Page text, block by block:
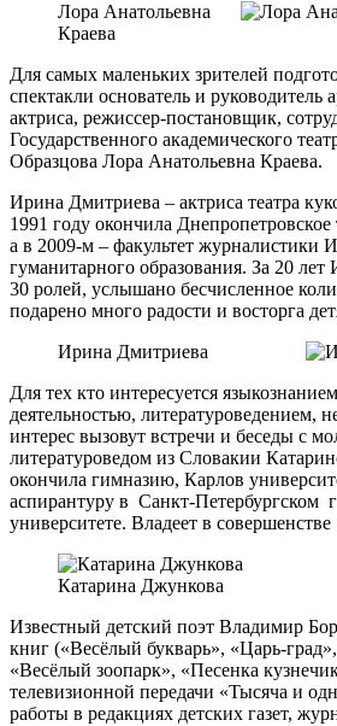
Лора Анатольевна
Краева
Для самых маленьких зрителей
спектакли основатель и руководитель
актриса, режиссер-постановщик,
Государственного академического
Образцова Лора Анатольевна Краева.
Ирина Дмитриева – актриса театра
1991 году окончила
а в 2009-м – факультет журналистики
гуманитарного образования. За 20
30 ролей, услышано бесчисленное
подарено много радости и восторга
Ирина Дмитриева
Для тех кто интересуется
деятельностью, литературоведением,
интерес вызовут встречи и беседы с
литературоведом из Словакии
окончила гимназию, Карлов
аспирантуру в Санкт-Петербургском
университете. Владеет в
Катарина Джункова
Известный детский поэт Владимир
книг («Весёлый букварь», «Царь-
«Весёлый зоопарк», «Песенка
телевизионной передачи «Тысяча и
работы в редакциях детских газет,